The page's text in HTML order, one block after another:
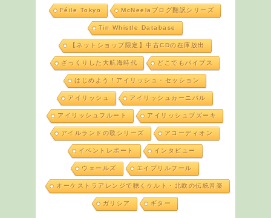
Féile Tokyo McNeelaブログ翻訳シリーズ
Tin Whistle Database
【ネットショップ限定】中古CDの在庫放出
ざっくりした大航海時代 どこでもパイプス
はじめよう！アイリッシュ・セッション
アイリッシュ アイリッシュカーニバル
アイリッシュフルート アイリッシュブズーキ
アイルランドの歌シリーズ アコーディオン
イベントレポート インタビュー
ウェールズ エイプリルフール
オーケストラアレンジで聴くケルト・北欧の伝統音楽
ガリシア ギター